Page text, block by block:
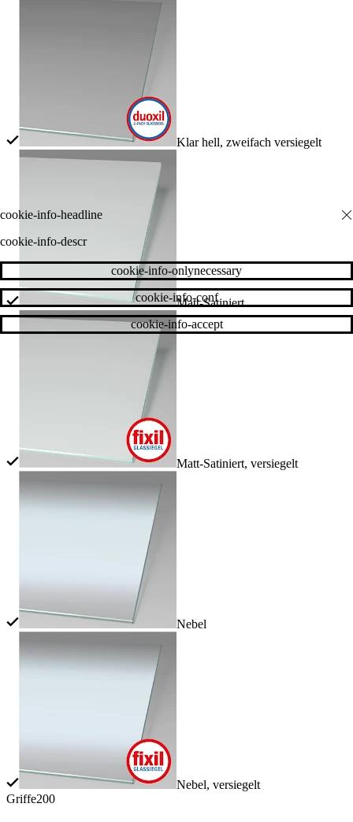
Klar hell, zweifach versiegelt
Matt-Satiniert
Matt-Satiniert, versiegelt
Nebel
Nebel, versiegelt
Griffe200
cookie-info-descr
cookie-info-accept
cookie-info-conf
cookie-info-onlynecessary